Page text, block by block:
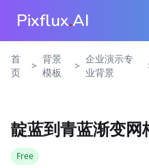
Pixflux.AI
首
页
>
背景
模板
>
企业演示专
业背景
靛蓝到青蓝渐变网
Free